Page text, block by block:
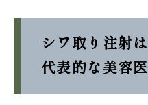
シワ取り注射
代表的な美容医